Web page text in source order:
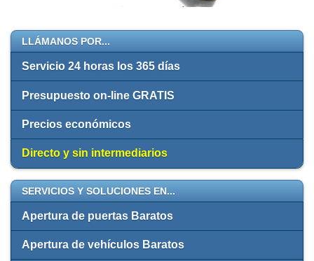
LLÁMANOS POR...
Servicio 24 horas los 365 días
Presupuesto on-line GRATIS
Precios económicos
Directo y sin intermediarios
SERVICIOS Y SOLUCIONES EN...
Apertura de puertas Baratos
Apertura de vehículos Baratos